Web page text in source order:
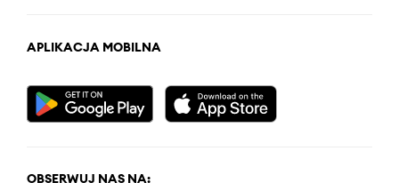
APLIKACJA MOBILNA
OBSERWUJ NAS NA: